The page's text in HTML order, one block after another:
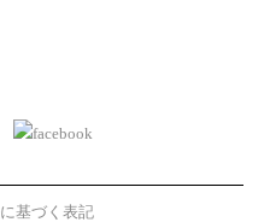
基づく表記